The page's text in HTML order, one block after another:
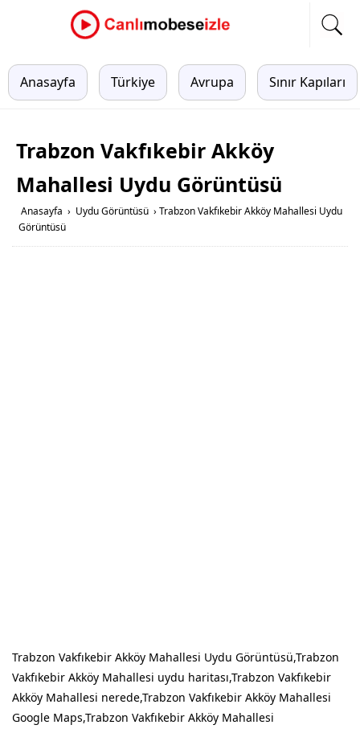
Anasayfa Türkiye Avrupa Sınır Kapıları
Trabzon Vakfıkebir Akköy
Mahallesi Uydu Görüntüsü
Anasayfa › Uydu Görüntüsü › Trabzon Vakfıkebir Akköy Mahallesi Uydu
Görüntüsü
Trabzon Vakfıkebir Akköy Mahallesi Uydu Görüntüsü,Trabzon
Vakfıkebir Akköy Mahallesi uydu haritası,Trabzon Vakfıkebir
Akköy Mahallesi nerede,Trabzon Vakfıkebir Akköy Mahallesi
Google Maps,Trabzon Vakfıkebir Akköy Mahallesi